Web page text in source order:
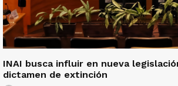
INAI busca influir en nueva
dictamen de extinción